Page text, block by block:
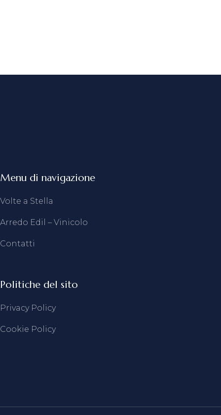
Menu di navigazione
Volte a Stella
Arredo Edil – Vinicolo
Contatti
Politiche del sito
Privacy Policy
Cookie Policy